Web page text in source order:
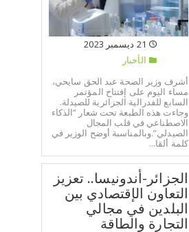
الأخبار
أشرف وزير الصحة عبد الحق سايحي،
مساء اليوم على إفتتاح المؤتمر
السابع للفدرالية الجزائرية للصيدلة.
وجاءت هذه الطبعة تحت شعار “الذكاء
الاصطناعي في قلب المجال
الصيدلي”.وبالمناسبة أوضح الوزير في
كلمة ألقا...
الجزائر-أندونيسا.. تعزيز
التعاون الإقتصادي بين
البلدين في مجالي
التجارة والطاقة